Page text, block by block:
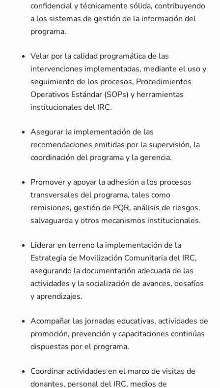
confidencial y técnicamente sólida, contribuyendo
a los sistemas de gestión de la información del
programa.
Velar por la calidad programática de las
intervenciones implementadas, mediante el uso y
seguimiento de los procesos, Procedimientos
Operativos Estándar (SOPs) y herramientas
institucionales del IRC.
Asegurar la implementación de las
recomendaciones emitidas por la supervisión, la
coordinación del programa y la gerencia.
Promover y apoyar la adhesión a los procesos
transversales del programa, tales como
remisiones, gestión de PQR, análisis de riesgos,
salvaguarda y otros mecanismos institucionales.
Liderar en terreno la implementación de la
Estrategia de Movilización Comunitaria del IRC,
asegurando la documentación adecuada de las
actividades y la socialización de avances, desafíos
y aprendizajes.
Acompañar las jornadas educativas, actividades de
promoción, prevención y capacitaciones continúas
dispuestas por el programa.
Coordinar actividades en el marco de visitas de
donantes, personal del IRC, medios de